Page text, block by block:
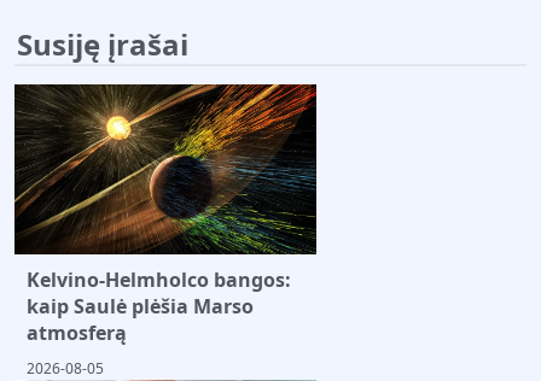
Susiję įrašai
Kelvino-Helmholco bangos:
kaip Saulė plėšia Marso
atmosferą
2026-08-05